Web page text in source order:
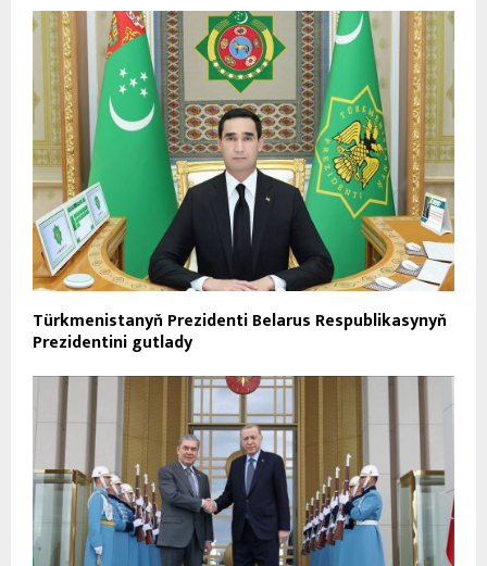
Türkmenistanyň Prezidenti Belarus Respublikasynyň
Prezidentini gutlady